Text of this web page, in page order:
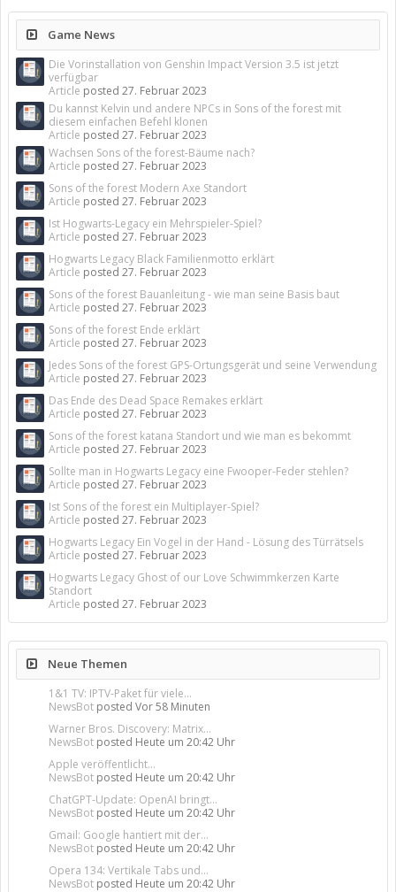
Game News
Die Vorinstallation von Genshin Impact Version 3.5 ist jetzt
verfügbar
Article posted 27. Februar 2023
Du kannst Kelvin und andere NPCs in Sons of the forest mit
diesem einfachen Befehl klonen
Article posted 27. Februar 2023
Wachsen Sons of the forest-Bäume nach?
Article posted 27. Februar 2023
Sons of the forest Modern Axe Standort
Article posted 27. Februar 2023
Ist Hogwarts-Legacy ein Mehrspieler-Spiel?
Article posted 27. Februar 2023
Hogwarts Legacy Black Familienmotto erklärt
Article posted 27. Februar 2023
Sons of the forest Bauanleitung - wie man seine Basis baut
Article posted 27. Februar 2023
Sons of the forest Ende erklärt
Article posted 27. Februar 2023
Jedes Sons of the forest GPS-Ortungsgerät und seine Verwendung
Article posted 27. Februar 2023
Das Ende des Dead Space Remakes erklärt
Article posted 27. Februar 2023
Sons of the forest katana Standort und wie man es bekommt
Article posted 27. Februar 2023
Sollte man in Hogwarts Legacy eine Fwooper-Feder stehlen?
Article posted 27. Februar 2023
Ist Sons of the forest ein Multiplayer-Spiel?
Article posted 27. Februar 2023
Hogwarts Legacy Ein Vogel in der Hand - Lösung des Türrätsels
Article posted 27. Februar 2023
Hogwarts Legacy Ghost of our Love Schwimmkerzen Karte
Standort
Article posted 27. Februar 2023
Neue Themen
1&1 TV: IPTV-Paket für viele...
NewsBot posted Vor 58 Minuten
Warner Bros. Discovery: Matrix...
NewsBot posted Heute um 20:42 Uhr
Apple veröffentlicht...
NewsBot posted Heute um 20:42 Uhr
ChatGPT-Update: OpenAI bringt...
NewsBot posted Heute um 20:42 Uhr
Gmail: Google hantiert mit der...
NewsBot posted Heute um 20:42 Uhr
Opera 134: Vertikale Tabs und...
NewsBot posted Heute um 20:42 Uhr